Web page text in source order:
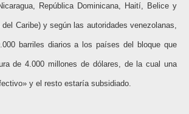
República Dominicana, Haití, Belice y
Caribe) y según las autoridades venezolanas,
barriles diarios a los países del bloque que
de 4.000 millones de dólares, de la cual una
y el resto estaría subsidiado.